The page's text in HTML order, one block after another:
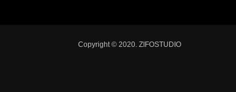
Copyright © 2020. ZIFOSTUDIO